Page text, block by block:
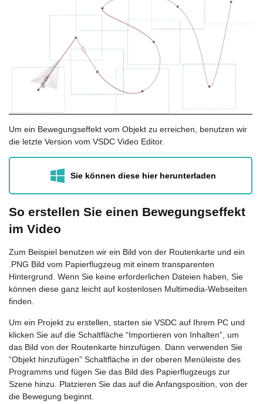
Um ein Bewegungseffekt vom Objekt zu erreichen, benutzen wir
die letzte Version vom VSDC Video Editor.
Sie können diese hier herunterladen
So erstellen Sie einen Bewegungseffekt
im Video
Zum Beispiel benutzen wir ein Bild von der Routenkarte und ein
.PNG Bild vom Papierflugzeug mit einem transparenten
Hintergrund. Wenn Sie keine erforderlichen Dateien haben, Sie
können diese ganz leicht auf kostenlosen Multimedia-Webseiten
finden.
Um ein Projekt zu erstellen, starten sie VSDC auf Ihrem PC und
klicken Sie auf die Schaltfläche “Importieren von Inhalten”, um
das Bild von der Routenkarte hinzufügen. Dann verwenden Sie
“Objekt hinzufügen” Schaltfläche in der oberen Menüleiste des
Programms und fügen Sie das Bild des Papierflugzeugs zur
Szene hinzu. Platzieren Sie das auf die Anfangsposition, von der
die Bewegung beginnt.